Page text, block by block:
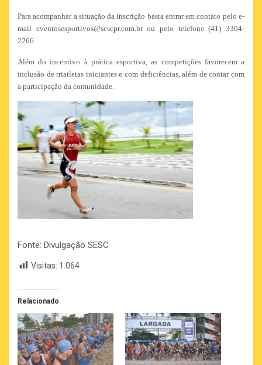
Para acompanhar a situação da inscrição basta entrar em contato pelo e-
mail eventosesportivos@sescpr.com.br ou pelo telefone (41) 3304-
2266.
Além do incentivo à prática esportiva, as competições favorecem a
inclusão de triatletas iniciantes e com deficiências, além de contar com
a participação da comunidade.
Fonte: Divulgação SESC
Visitas: 1.064
Relacionado